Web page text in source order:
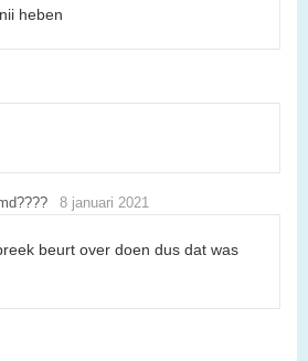
heben
8 januari 2021
beurt over doen dus dat was